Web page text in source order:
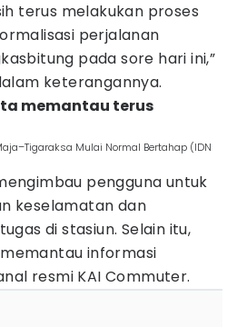
terus melakukan proses
perjalanan
pada sore hari ini,”
keterangannya.
memantau terus
Mulai Normal Bertahap (IDN
pengguna untuk
keselamatan dan
di stasiun. Selain itu,
informasi
resmi KAI Commuter.